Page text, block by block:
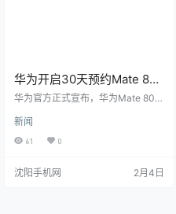
华为开启30天预约Mate 80
Pro Max
华为官方正式宣布，华为Mate 80 P
两款顶级旗舰机型将于2026年2月5
日12时08分开启“30天预约申购”活
80系列，二者均搭载强劲芯片，运
新闻
61 0
沈阳手机网 2月4日